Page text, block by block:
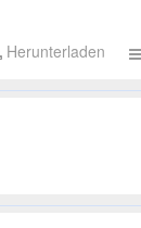
Herunterladen